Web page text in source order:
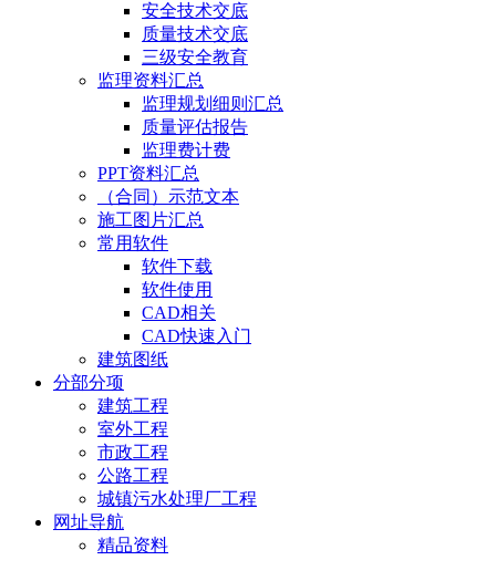
安全技术交底
质量技术交底
三级安全教育
监理资料汇总
监理规划细则汇总
质量评估报告
监理费计费
PPT资料汇总
（合同）示范文本
施工图片汇总
常用软件
软件下载
软件使用
CAD相关
CAD快速入门
建筑图纸
分部分项
建筑工程
室外工程
市政工程
公路工程
城镇污水处理厂工程
网址导航
精品资料